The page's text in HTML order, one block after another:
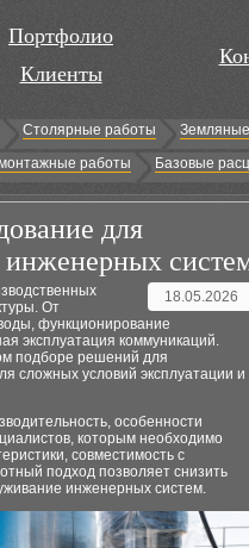
Портфолио
Клиенты
Столярные работы
работы Базовые
для
инженерных
18.05.2026
От
функционирование
эксплуатация коммуникаций.
подборе решений для
сложных условий эксплуатации и
особенности
которым необходимо
совместимость с
подход позволяет снизить
инженерных систем.